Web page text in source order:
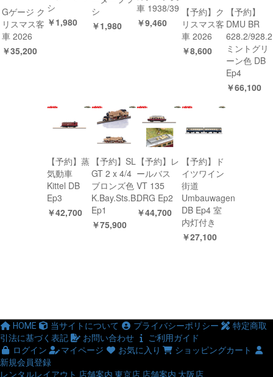
Gゲージ ク
リスマス客
車 2026
￥35,200
シ
￥1,980
シ
￥1,980
車 1938/39
￥9,460
【予約】ク
リスマス客
車 2026
￥8,600
【予約】
DMU BR
628.2/928.2
ミントグリ
ーン色 DB
Ep4
￥66,100
【予約】蒸
気動車
Kittel DB
Ep3
￥42,700
【予約】SL
GT 2 x 4/4
ブロンズ色
K.Bay.Sts.B.
Ep1
￥75,900
【予約】レ
ールバス
VT 135
DRG Ep2
￥44,700
【予約】ド
イツワイン
街道
Umbauwagen
DB Ep4 室
内灯付き
￥27,100
HOME 当サイトについて プライバシーポリシー
特定商取
引法に基づく表記
お問い合わせ
ご利用ガイド
ログイン
マイページ お気に入り
ショッピングカート
新規会員登録
レンタルレイアウト 店舗案内 東京店 店舗案内 大阪店